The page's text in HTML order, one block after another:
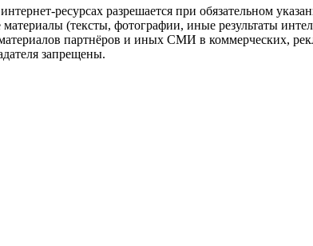
ресурсах разрешается при обязательном
материалы (тексты, фотографии, иные результаты
партнёров и иных СМИ в коммерческих,
запрещены.